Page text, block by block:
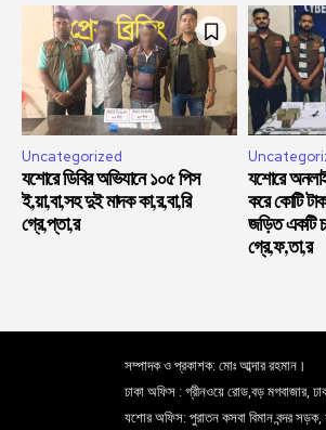
Uncategorized
যশোরে ডিবির অভিযানে ১০৫ পিস
ই,য়া,বা,সহ দুই মাদক কা,র,বা,রি
গ্রে,প্তা,র
যশোরে
করে কোটি
জড়িত একটি
গ্রে,ফ,তা,র
সম্পাদক ও প্রকাশক: মোঃ আব্দার রহমান।
ঢাকা অফিস : গ্রীনওয়ে রোড,বড় মগবাজার,
যশোর অফিস: পুরাতন কসবা বিমান বন্দর